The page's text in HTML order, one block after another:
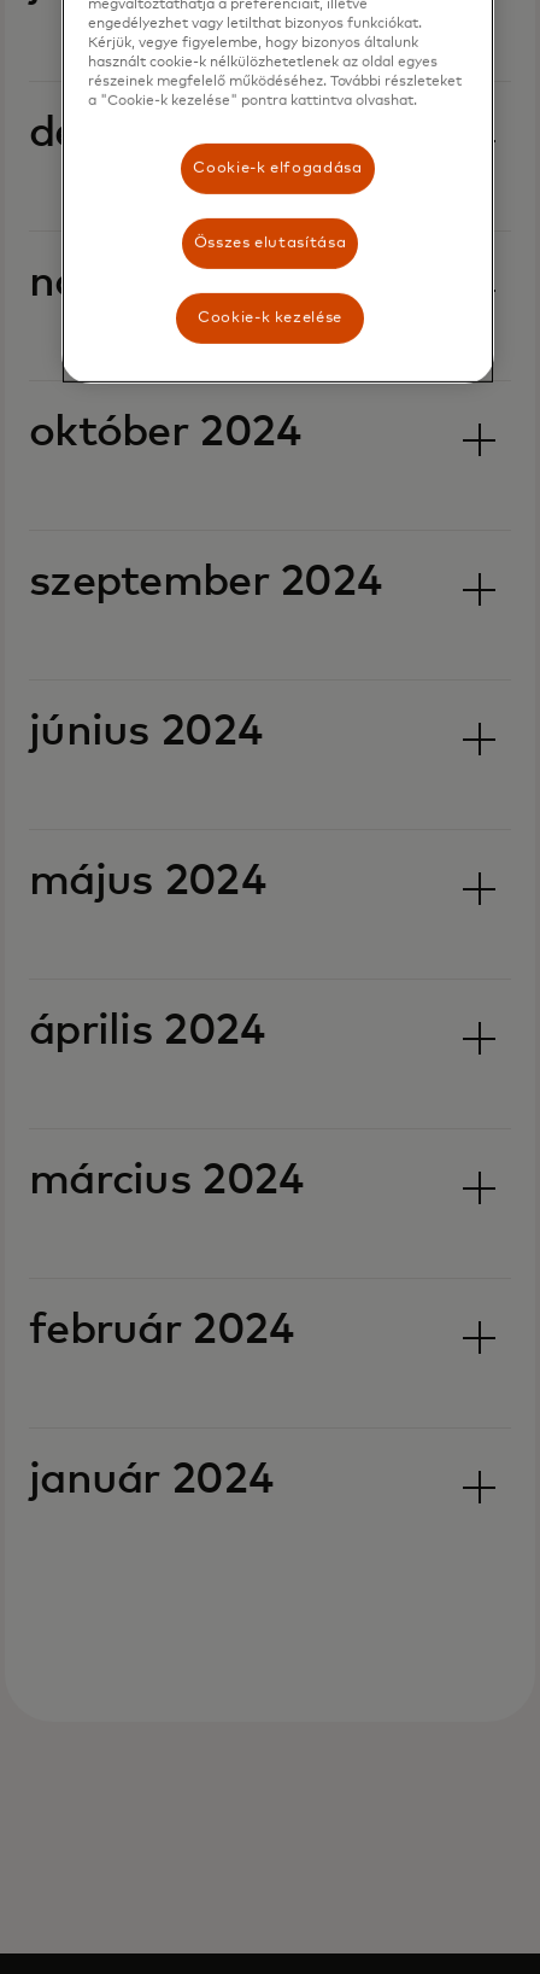
december 2024
november 2024
október 2024
szeptember 2024
június 2024
május 2024
április 2024
március 2024
február 2024
január 2024
megváltoztathatja a preferenciáit, illetve
engedélyezhet vagy letilthat bizonyos funkciókat.
Kérjük, vegye figyelembe, hogy bizonyos általunk
használt cookie-k nélkülözhetetlenek az oldal egyes
részeinek megfelelő működéséhez. További részleteket
a "Cookie-k kezelése" pontra kattintva olvashat.
Cookie-k elfogadása
Összes elutasítása
Cookie-k kezelése